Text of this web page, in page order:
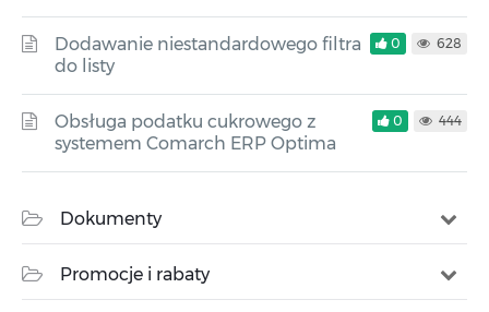
Dodawanie niestandardowego filtra
do listy
0 628
Obsługa podatku cukrowego z
systemem Comarch ERP Optima
0 444
Dokumenty
Promocje i rabaty